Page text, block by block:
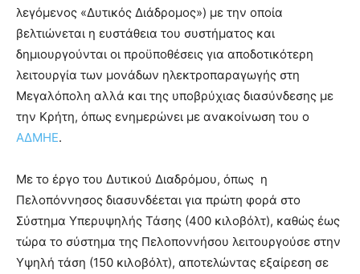
λεγόμενος «Δυτικός Διάδρομος») με την οποία
βελτιώνεται η ευστάθεια του συστήματος και
δημιουργούνται οι προϋποθέσεις για αποδοτικότερη
λειτουργία των μονάδων ηλεκτροπαραγωγής στη
Μεγαλόπολη αλλά και της υποβρύχιας διασύνδεσης με
την Κρήτη, όπως ενημερώνει με ανακοίνωση του ο
ΑΔΜΗΕ.
Με το έργο του Δυτικού Διαδρόμου, όπως η
Πελοπόννησος διασυνδέεται για πρώτη φορά στο
Σύστημα Υπερυψηλής Τάσης (400 κιλοβόλτ), καθώς έως
τώρα το σύστημα της Πελοποννήσου λειτουργούσε στην
Υψηλή τάση (150 κιλοβόλτ), αποτελώντας εξαίρεση σε